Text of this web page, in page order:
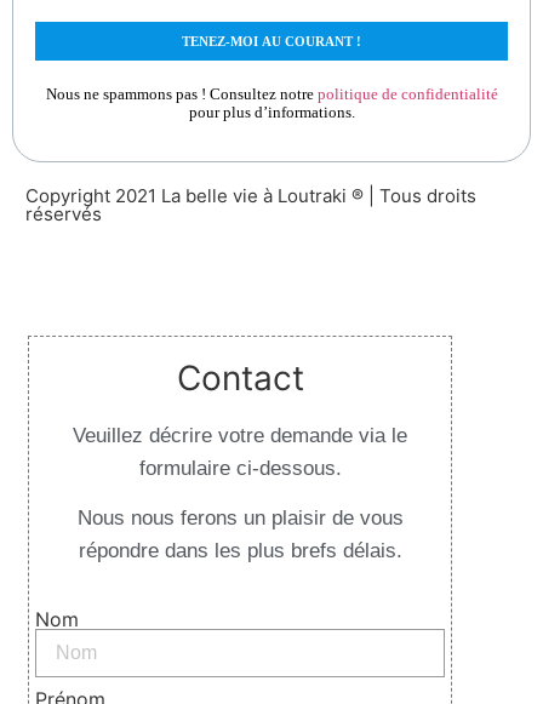
Nous ne spammons pas ! Consultez notre politique de confidentialité
pour plus d’informations.
Copyright 2021 La belle vie à Loutraki ® | Tous droits
réservés
Contact
Veuillez décrire votre demande via le
formulaire ci-dessous.
Nous nous ferons un plaisir de vous
répondre dans les plus brefs délais.
Nom
Prénom